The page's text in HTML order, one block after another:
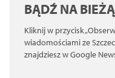
BĄDŹ NA
Kliknij w przycisk
wiadomościami ze
znajdziesz w Google